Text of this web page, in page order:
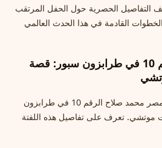
التفاصيل الحصرية حول الحفل المرتقب
القادمة في هذا الحدث العالمي
محمد صلاح يختار الرقم 10 في طرابزون سبور: قصة
في خطوة فريدة، يختار نجم مصر محمد صلاح الرقم 10 في طرابزون
موتشي. تعرف على تفاصيل هذه اللفتة